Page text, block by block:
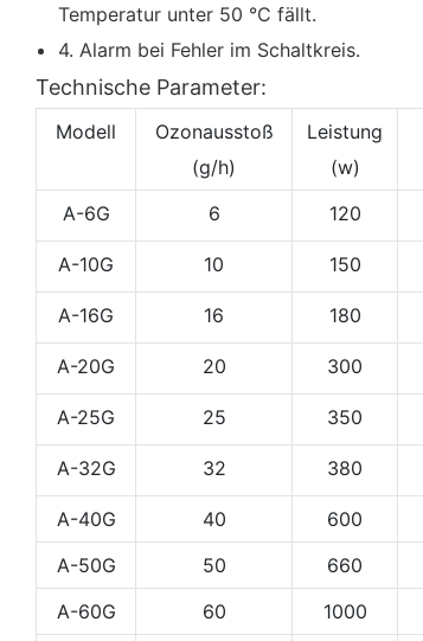
Temperatur unter 50 °C fällt.
4. Alarm bei Fehler im Schaltkreis.
Technische Parameter:
Modell
Ozonausstoß
(g/h)
Leistung
(w)
A-6G
6 120
A-10G 10 150
A-16G 16 180
A-20G 20 300
A-25G 25 350
A-32G 32 380
A-40G 40 600
A-50G
50 660
A-60G
60 1000